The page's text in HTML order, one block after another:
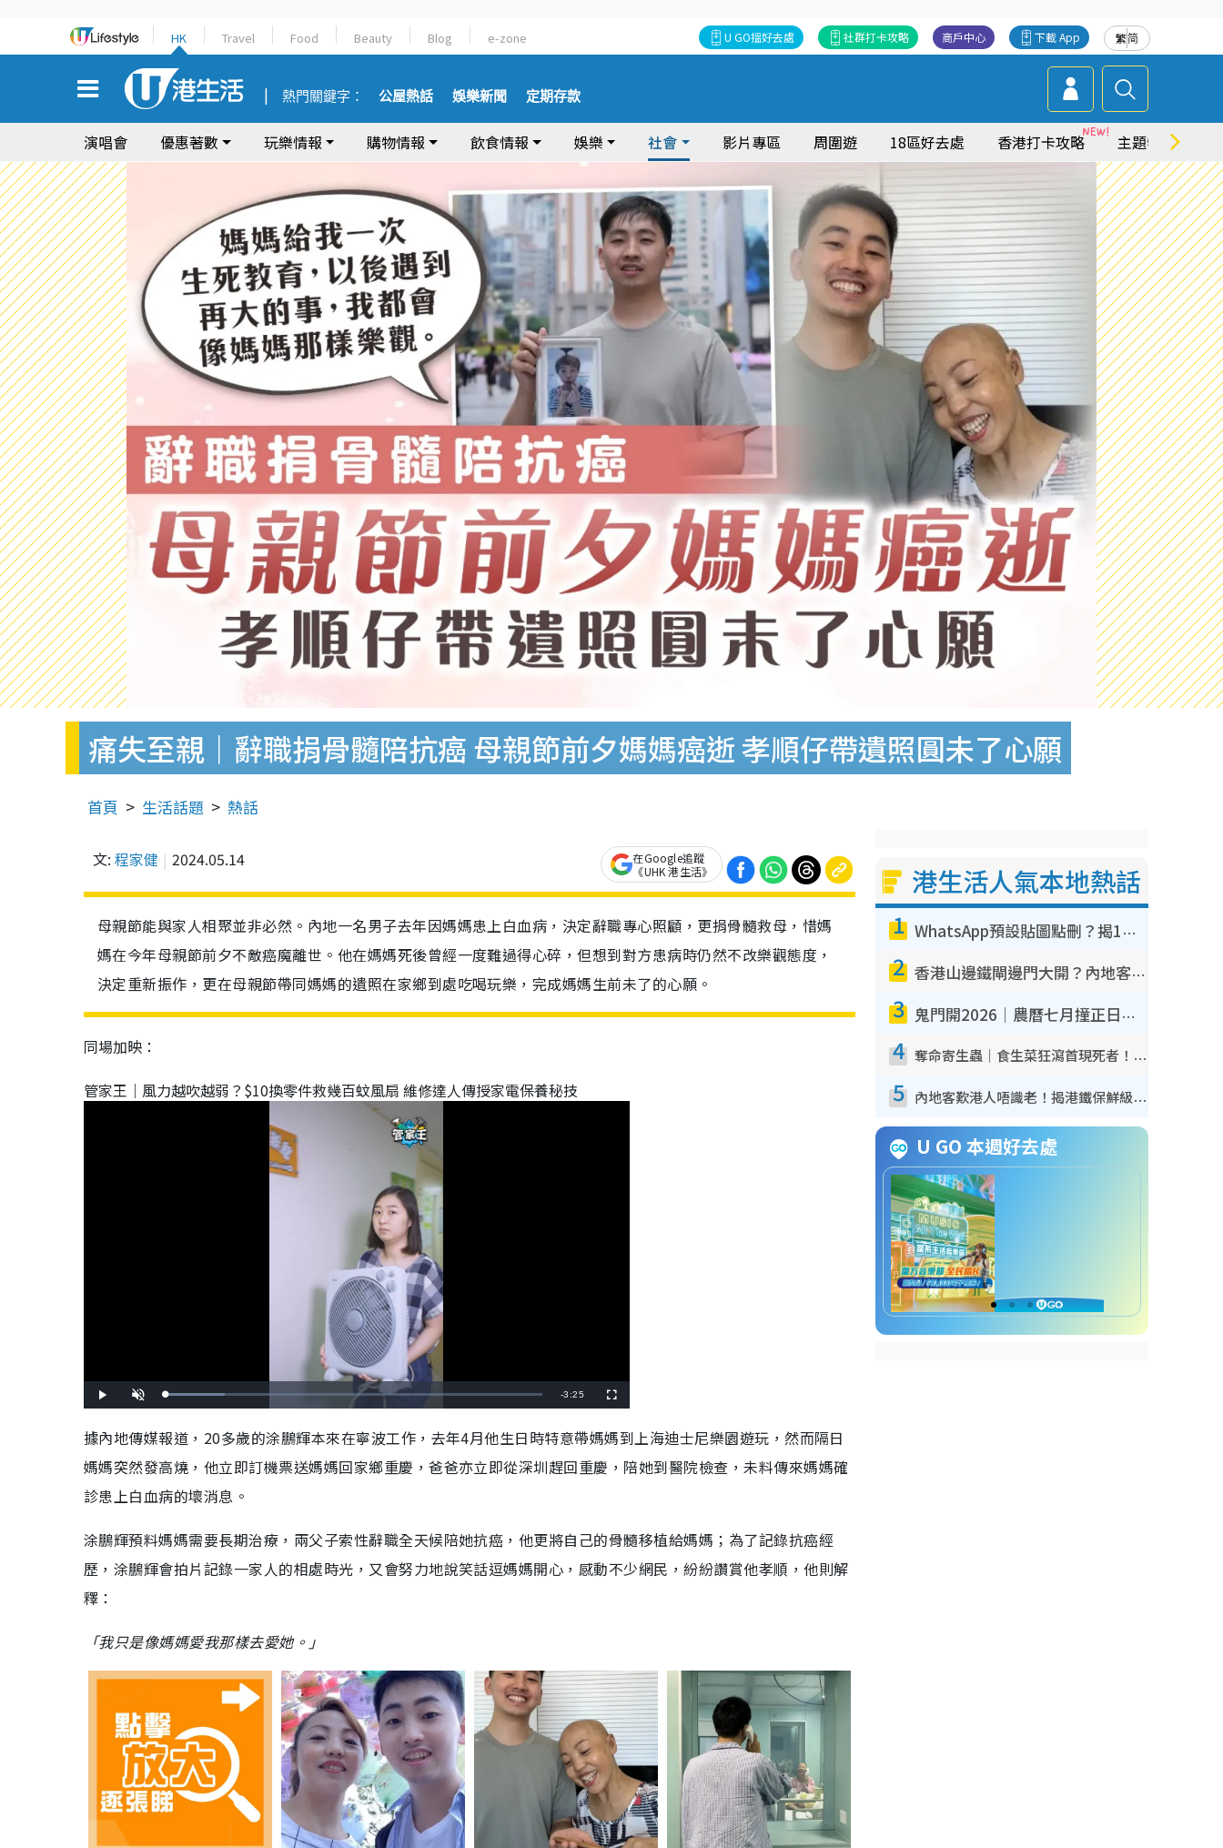
HK Travel Food Beauty Blog e-zone 繁简
下載 App
商戶中心
社群打卡攻略
U GO搵好去處
熱門關鍵字： 公屋熱話 娛樂新聞 定期存款
演唱會 優惠著數 玩樂情報 購物情報 飲食情報 娛樂 社會 影片專區 周圍遊 18區好去處 香港打卡攻略 主題特集
痛失至親｜辭職捐骨髓陪抗癌 母親節前夕媽媽癌逝 孝順仔帶遺照圓未了心願
首頁 生活話題 熱話
文: 程家健 2024.05.14
在Google追蹤
《UHK 港生活》
母親節能與家人相聚並非必然。內地一名男子去年因媽媽患上白血病，決定辭職專心照顧，更捐骨髓救母，惜媽
媽在今年母親節前夕不敵癌魔離世。他在媽媽死後曾經一度難過得心碎，但想到對方患病時仍然不改樂觀態度，
決定重新振作，更在母親節帶同媽媽的遺照在家鄉到處吃喝玩樂，完成媽媽生前未了的心願。
同場加映：
管家王｜風力越吹越弱？$10換零件救幾百蚊風扇 維修達人傳授家電保養秘技
l
n
t
e
L
d
5
8
0
%
R
a
m
e
-3:25
u
s
c
e
e
據內地傳媒報道，20多歲的涂鵬輝本來在寧波工作，去年4月他生日時特意帶媽媽到上海迪士尼樂園遊玩，然而隔日
媽媽突然發高燒，他立即訂機票送媽媽回家鄉重慶，爸爸亦立即從深圳趕回重慶，陪她到醫院檢查，未料傳來媽媽確
診患上白血病的壞消息。
涂鵬輝預料媽媽需要長期治療，兩父子索性辭職全天候陪她抗癌，他更將自己的骨髓移植給媽媽；為了記錄抗癌經
歷，涂鵬輝會拍片記錄一家人的相處時光，又會努力地說笑話逗媽媽開心，感動不少網民，紛紛讚賞他孝順，他則解
釋：
「我只是像媽媽愛我那樣去愛她。」
港生活人氣本地熱話
1 WhatsApp預設貼圖點刪？揭1招「反向操作」還原簡潔介面 附3步實測教學
2 香港山邊鐵閘邊門大開？內地客困惑意義何在！網民神回覆：呢種叫法理性防禦
3 鬼門開2026｜農曆七月撞正日全食特別邪？專家警告切忌做一事！揭4大禁忌+2招保平安
4 奪命寄生蟲｜食生菜狂瀉首現死者！疫潮惡化錄1.8萬宗病例 揭洗菜3大謬誤
5 內地客歎港人唔識老！揭港鐵保鮮級冷氣 港人求放過：咪投訴
U GO 本週好去處